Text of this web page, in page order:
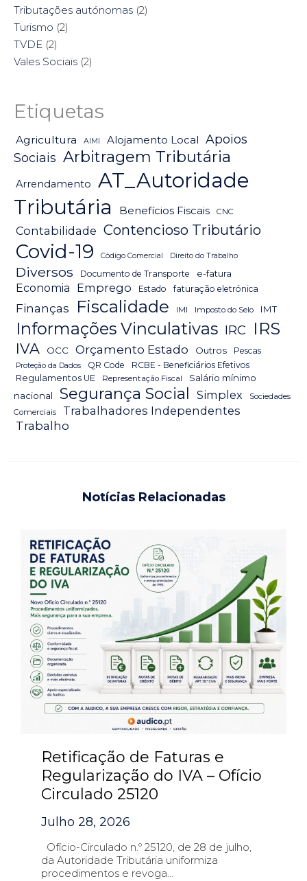
Tributações autónomas (2)
Turismo (2)
TVDE (2)
Vales Sociais (2)
Etiquetas
Agricultura AIMI Alojamento Local
Apoios
Sociais Arbitragem Tributária
Arrendamento
AT_Autoridade
Tributária
Benefícios Fiscais CNC
Contabilidade Contencioso Tributário
Covid-19 Código Comercial Direito do Trabalho
Diversos Documento de Transporte e-fatura
Economia Emprego Estado faturação eletrónica
Finanças Fiscalidade IMI Imposto do Selo IMT
Informações Vinculativas IRC IRS
IVA OCC Orçamento Estado Outros Pescas
Proteção da Dados QR Code
RCBE - Beneficiários Efetivos
Regulamentos UE
Representação Fiscal
Salário mínimo
nacional
Segurança Social Simplex
Sociedades
Comerciais
Trabalhadores Independentes
Trabalho
Notícias Relacionadas
Retificação de Faturas e
Regularização do IVA – Ofício
Circulado 25120
Julho 28, 2026
Ofício-Circulado n.º 25120, de 28 de julho,
da Autoridade Tributária uniformiza
procedimentos e revoga...